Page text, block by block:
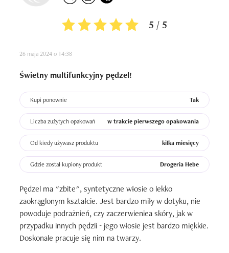
5 / 5
26 maja 2024 o 14:38
Świetny multifunkcyjny pędzel!
Kupi ponownie Tak
Liczba zużytych opakowań w trakcie pierwszego opakowania
Od kiedy używasz produktu kilka miesięcy
Gdzie został kupiony produkt Drogeria Hebe
Pędzel ma "zbite", syntetyczne włosie o lekko
zaokrąglonym kształcie. Jest bardzo miły w dotyku, nie
powoduje podrażnień, czy zaczerwieniea skóry, jak w
przypadku innych pędzli - jego włosie jest bardzo miękkie.
Doskonale pracuje się nim na twarzy.